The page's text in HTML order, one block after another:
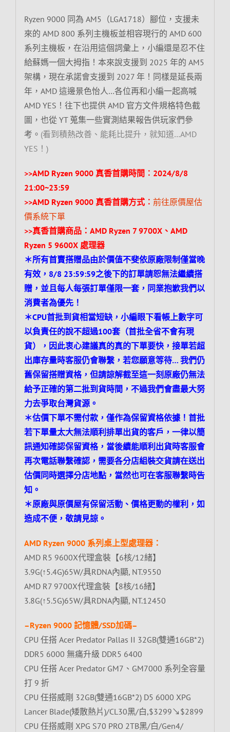
Ryzen 9000 同為 AM5（LGA1718）腳位，支援未
來的 AMD 800 系列主機板並相容現行的 AMD 600
系列主機板，在沿用這個詞彙上，小編還是忍不住
給蘇媽一個大拇指！本來說支援到 2025 年的 AM5
架構，現在承諾會支援到 2027 年！同樣是延長兩
年，AMD 這邊景色怡人…各位再和小編一起高喊
AMD YES！往下也提供 AMD 官方文件規格特色截
圖，也從 YT 蒐集一些實測結果報告供玩家們參
考。 (看到積熱改善、能耗比提升，就知道…AMD
YES！)
>>AMD Ryzen 9000 真香首購時間︰2024/8/8
21:00~23:59
>>AMD Ryzen 9000 真香首購方式︰ 前往原價屋估
價系統下單
>>真香首購商品：AMD Ryzen 7 9700X、AMD
Ryzen 5 9600X 處理器
＊所有首賣搭贈品由於價值不斐依原廠限制僅當晚
有效，8/8 23:59:59之後下的訂單請恕無法繼續搭
贈，並且每人每張訂單僅限一套，同業抱歉我們以
消費者為優先！
＊CPU首批到貨相當短缺，小編眼下看帳上數字可
以負責任的說不超過100套（首批全省不會有現
貨），因此衷心建議真的真的下單要快，接單若超
出庫存量時客服仍會聯繫，若您願意等待… 我們仍
舊保留搭贈資格，但請諒解截至這一刻原廠仍無法
給予正確的第二批到貨時間，不過我們會盡最大努
力去爭取台灣貨源。
＊估價下單不需付款，僅作為保留資格依據！首批
若下單量太大無法順利排單出貨的客戶，一律以簡
訊通知確認保留資格，當後續能順利出貨時客服會
再次電話聯繫確認，需要各分店組裝交貨請在送出
估價同時選擇分店地點，當然也可在客服聯繫時告
知。
＊原廠與原價屋有保留活動、價格更動的權利，如
造成不便，敬請見諒。
AMD Ryzen 9000 系列桌上型處理器：
AMD R5 9600X代理盒裝【6核/12緒】
3.9G(↑5.4G)65W/具RDNA內顯, NT.9550
AMD R7 9700X代理盒裝【8核/16緒】
3.8G(↑5.5G)65W/具RDNA內顯, NT.12450
–Ryzen 9000 記憶體/SSD加碼–
CPU 任搭 Acer Predator Pallas II 32GB(雙通16GB*2)
DDR5 6000 無痛升級 DDR5 6400
CPU 任搭 Acer Predator GM7、GM7000 系列全容量
打 9 折
CPU 任搭威剛 32GB(雙通16GB*2) D5 6000 XPG
Lancer Blade(矮散熱片)/CL30黑/白,$3299↘$2899
CPU 任搭威剛 XPG S70 PRO 2TB黑/白/Gen4/